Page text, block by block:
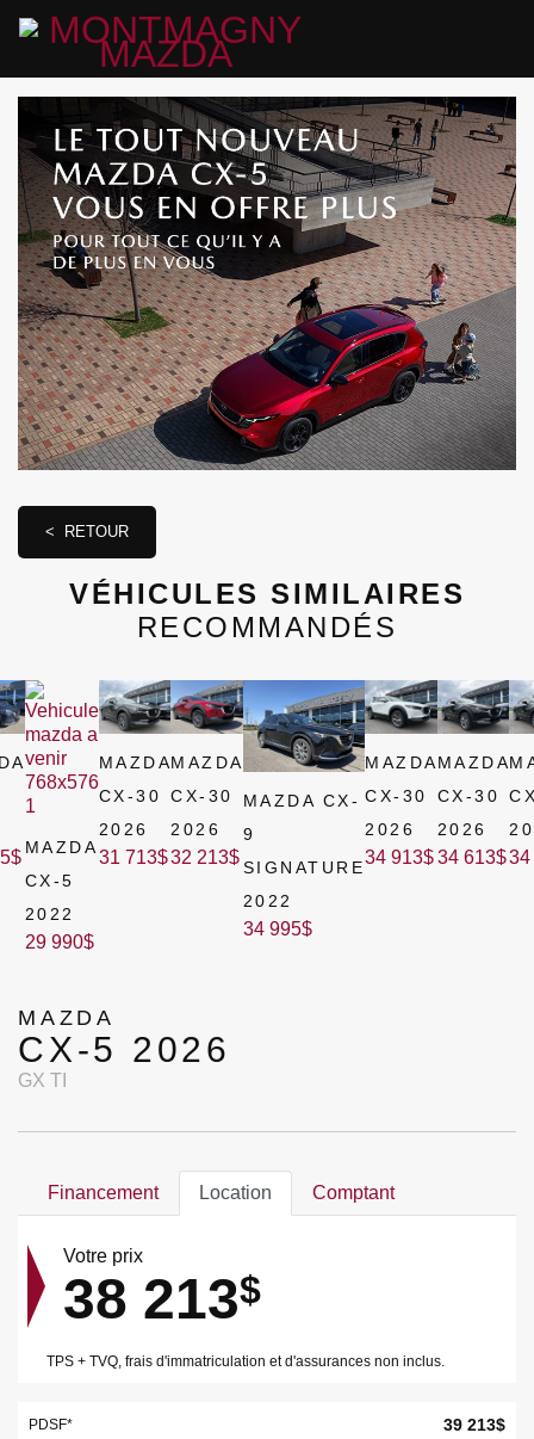
< RETOUR
VÉHICULES SIMILAIRES
RECOMMANDÉS
$
MAZDA
CX-5
2022
29 990$
MAZDA
CX-30
2026
31 713$
MAZDA
CX-30
2026
32 213$
MAZDA CX-
9
SIGNATURE
2022
34 995$
MAZDA
CX-30
2026
34 913$
MAZDA
CX-30
2026
34 613$34
MAZDA
CX-5 2026
GX TI
Financement Location Comptant
Votre prix
38 213$
TPS + TVQ, frais d'immatriculation et d'assurances non inclus.
PDSF* 39 213$